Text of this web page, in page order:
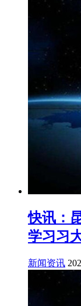
快讯：
学习习
新闻资讯